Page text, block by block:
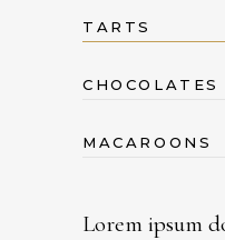
TARTS
CHOCOLATES
MACAROONS
Lorem ipsum